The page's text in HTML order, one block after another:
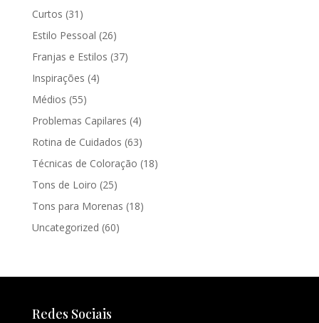
Curtos (31)
Estilo Pessoal (26)
Franjas e Estilos (37)
Inspirações (4)
Médios (55)
Problemas Capilares (4)
Rotina de Cuidados (63)
Técnicas de Coloração (18)
Tons de Loiro (25)
Tons para Morenas (18)
Uncategorized (60)
Redes Sociais